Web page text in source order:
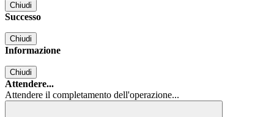
Chiudi
Successo
Chiudi
Informazione
Chiudi
Attendere...
Attendere il completamento dell'operazione...